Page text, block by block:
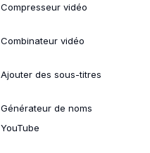
Compresseur vidéo
Combinateur vidéo
Ajouter des sous-titres
Générateur de noms
YouTube